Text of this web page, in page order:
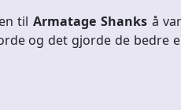
tilArmatage Shankså
og det gjorde de bedre